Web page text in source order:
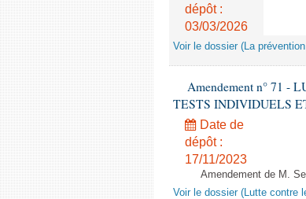
dépôt :
03/03/2026
Voir le dossier (La
Amendement n° 71 -
TESTS INDIVIDUELS
Date de
dépôt :
17/11/2023
Amendement de M.
Voir le dossier (Lutte contre